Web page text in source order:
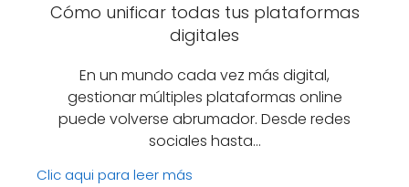
Cómo unificar todas tus plataformas
digitales
En un mundo cada vez más digital,
gestionar múltiples plataformas online
puede volverse abrumador. Desde redes
sociales hasta…
Clic aqui para leer más